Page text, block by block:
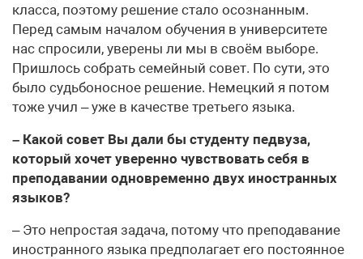
класса, поэтому решение стало осознанным.
Перед самым началом обучения в университете
нас спросили, уверены ли мы в своём выборе.
Пришлось собрать семейный совет. По сути, это
было судьбоносное решение. Немецкий я потом
тоже учил – уже в качестве третьего языка.
– Какой совет Вы дали бы студенту педвуза,
который хочет уверенно чувствовать себя в
преподавании одновременно двух иностранных
языков?
– Это непростая задача, потому что преподавание
иностранного языка предполагает его постоянное